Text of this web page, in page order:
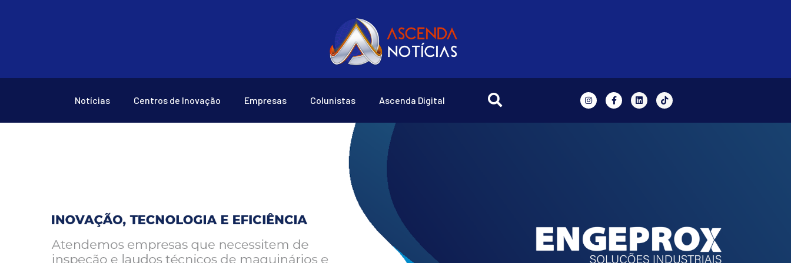
Notícias Centros de Inovação Empresas Colunistas Ascenda Digital